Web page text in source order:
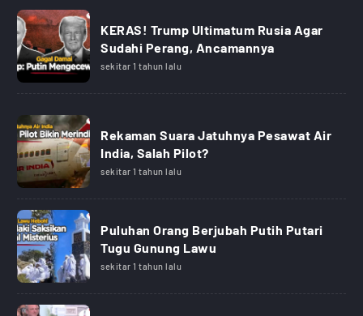
KERAS! Trump Ultimatum Rusia Agar
Sudahi Perang, Ancamannya
sekitar 1 tahun lalu
Rekaman Suara Jatuhnya Pesawat Air
India, Salah Pilot?
sekitar 1 tahun lalu
Puluhan Orang Berjubah Putih Putari
Tugu Gunung Lawu
sekitar 1 tahun lalu